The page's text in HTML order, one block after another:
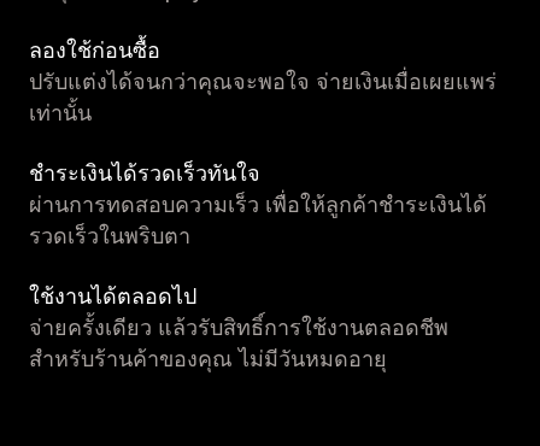
ลองใช้ก่อนซื้อ
ปรับแต่งได้จนกว่าคุณจะพอใจ จ่ายเงินเมื่อเผยแพร่
เท่านั้น
ชำระเงินได้รวดเร็วทันใจ
ผ่านการทดสอบความเร็ว เพื่อให้ลูกค้าชำระเงินได้
รวดเร็วในพริบตา
ใช้งานได้ตลอดไป
จ่ายครั้งเดียว แล้วรับสิทธิ์การใช้งานตลอดชีพ
สำหรับร้านค้าของคุณ ไม่มีวันหมดอายุ